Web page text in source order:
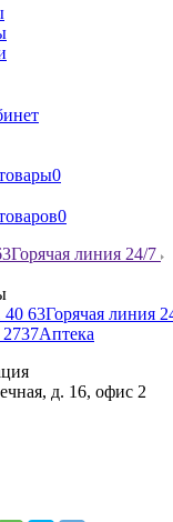
0
0
Горячая линия 24/7
40 63Горячая линия
Аптека
д. 16, офис 2